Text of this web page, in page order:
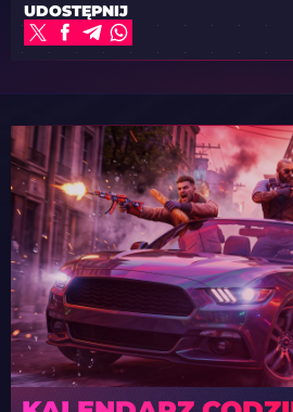
UDOSTĘPNIJ